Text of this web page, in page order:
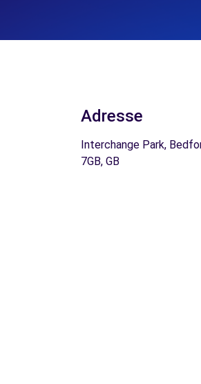
Adresse
Interchange Park,
7GB, GB